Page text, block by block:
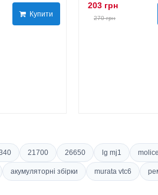
Купити
203 грн
270 грн
21700 26650 lg mj1
акумуляторні збірки murata vtc6